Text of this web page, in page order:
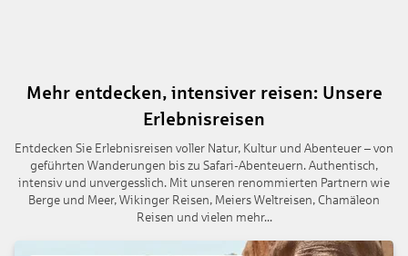
Mehr entdecken, intensiver reisen: Unsere
Erlebnisreisen
Entdecken Sie Erlebnisreisen voller Natur, Kultur und Abenteuer – von
geführten Wanderungen bis zu Safari-Abenteuern. Authentisch,
intensiv und unvergesslich. Mit unseren renommierten Partnern wie
Berge und Meer, Wikinger Reisen, Meiers Weltreisen, Chamäleon
Reisen und vielen mehr...